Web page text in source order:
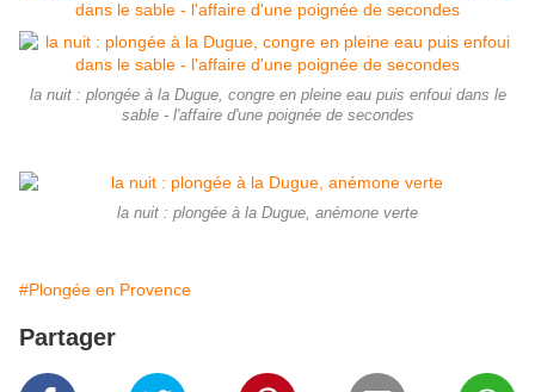
la nuit : plongée à la Dugue, congre en pleine eau puis enfoui dans le
sable - l'affaire d'une poignée de secondes
la nuit : plongée à la Dugue, anémone verte
#Plongée en Provence
Partager